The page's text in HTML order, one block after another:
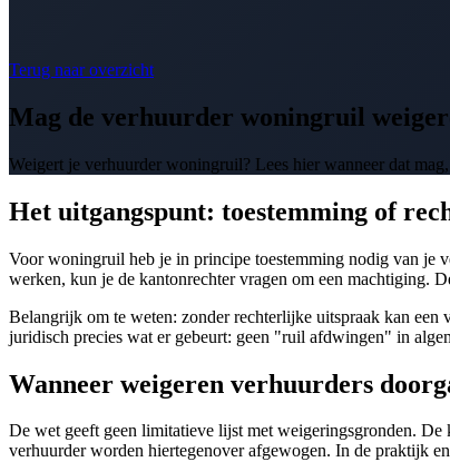
Terug naar overzicht
Mag de verhuurder woningruil
Weigert je verhuurder woningruil? Lees hier wanneer dat
Het uitgangspunt: toestemming of
Voor woningruil heb je in principe toestemming nodig van je
werken, kun je de kantonrechter vragen om een machtiging.
Belangrijk om te weten: zonder rechterlijke uitspraak kan
juridisch precies wat er gebeurt: geen "ruil afdwingen" in
Wanneer weigeren verhuurders
De wet geeft geen limitatieve lijst met weigeringsgronden.
verhuurder worden hiertegenover afgewogen. In de praktijk